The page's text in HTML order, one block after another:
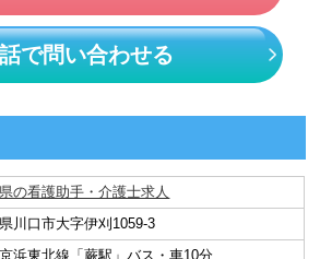
で問い合わせる
の看護助手・介護士求人
川口市大字伊刈1059-3
浜東北線「蕨駅」バス・車10分